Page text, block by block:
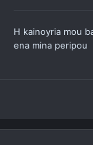
H kainoyria mou
ena mina peripou